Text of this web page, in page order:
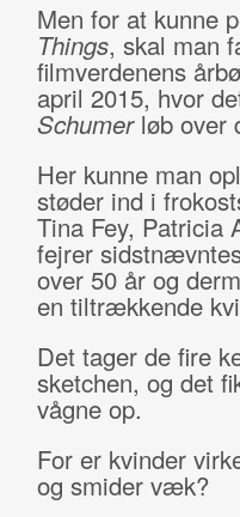
Men for at kunne
Things, skal man
filmverdenens
april 2015, hvor
Schumer løb over
Her kunne man
støder ind i
Tina Fey, Patricia
fejrer
over 50 år og
en tiltrækkende
Det tager de fire
sketchen, og det
vågne op.
For er kvinder
og smider væk?